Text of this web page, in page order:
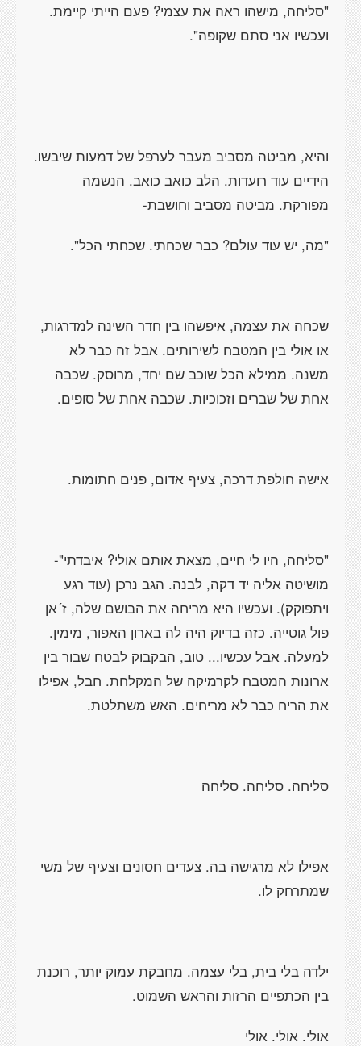
"סליחה, מישהו ראה את עצמי? פעם הייתי קיימת.
ועכשיו אני סתם שקופה".
והיא, מביטה מסביב מעבר לערפל של דמעות שיבשו.
הידיים עוד רועדות. הלב כואב כואב. הנשמה
מפורקת. מביטה מסביב וחושבת-
"מה, יש עוד עולם? כבר שכחתי. שכחתי הכל".
שכחה את עצמה, איפשהו בין חדר השינה למדרגות,
או אולי בין המטבח לשירותים. אבל זה כבר לא
משנה. ממילא הכל שוכב שם יחד, מרוסק. שכבה
אחת של שברים וזכוכיות. שכבה אחת של סופים.
אישה חולפת דרכה, צעיף אדום, פנים חתומות.
"סליחה, היו לי חיים, מצאת אותם אולי? איבדתי"-
מושיטה אליה יד דקה, לבנה. הגב נרכן (עוד רגע
ויתפוקק). ועכשיו היא מריחה את הבושם שלה, ז´אן
פול גוטייה. כזה בדיוק היה לה בארון האפור, מימין.
למעלה. אבל עכשיו... טוב, הבקבוק לבטח שבור בין
ארונות המטבח לקרמיקה של המקלחת. חבל, אפילו
את הריח כבר לא מריחים. האש משתלטת.
סליחה. סליחה. סליחה
אפילו לא מרגישה בה. צעדים חסונים וצעיף של משי
שמתרחק לו.
ילדה בלי בית, בלי עצמה. מחבקת עמוק יותר, רוכנת
בין הכתפיים הרזות והראש השמוט.
אולי. אולי. אולי